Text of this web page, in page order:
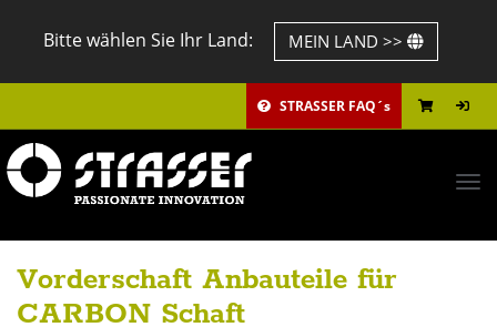
Bitte wählen Sie Ihr Land: MEIN LAND >>
STRASSER FAQ´s
Vorderschaft Anbauteile für
CARBON Schaft